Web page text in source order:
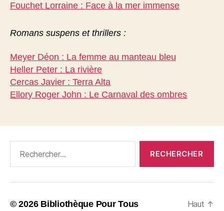
Fouchet Lorraine : Face à la mer immense
Romans suspens et thrillers :
Meyer Déon : La femme au manteau bleu
Heller Peter : La rivière
Cercas Javier : Terra Alta
Ellory Roger John : Le Carnaval des ombres
© 2026 Bibliothèque Pour Tous Haut ↑